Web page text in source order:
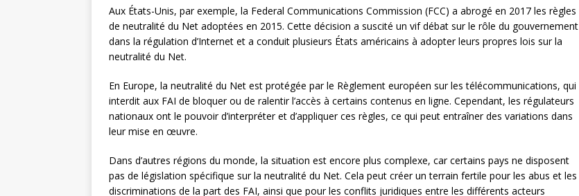
Aux États-Unis, par exemple, la Federal Communications Commission (FCC) a abrogé en 2017 les règles
de neutralité du Net adoptées en 2015. Cette décision a suscité un vif débat sur le rôle du gouvernement
dans la régulation d’Internet et a conduit plusieurs États américains à adopter leurs propres lois sur la
neutralité du Net.
En Europe, la neutralité du Net est protégée par le Règlement européen sur les télécommunications, qui
interdit aux FAI de bloquer ou de ralentir l’accès à certains contenus en ligne. Cependant, les régulateurs
nationaux ont le pouvoir d’interpréter et d’appliquer ces règles, ce qui peut entraîner des variations dans
leur mise en œuvre.
Dans d’autres régions du monde, la situation est encore plus complexe, car certains pays ne disposent
pas de législation spécifique sur la neutralité du Net. Cela peut créer un terrain fertile pour les abus et les
discriminations de la part des FAI, ainsi que pour les conflits juridiques entre les différents acteurs